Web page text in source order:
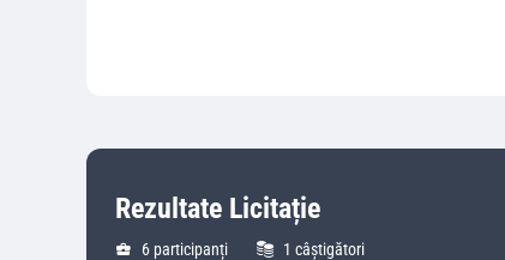
Rezultate Licitație
6 participanți 1 câștigători